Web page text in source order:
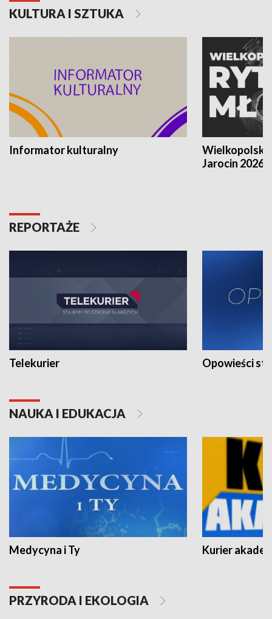
KULTURA I SZTUKA
Informator kulturalny
Jarocin 2026
REPORTAŻE
Telekurier Opowieści
NAUKA I EDUKACJA
Medycyna i Ty Kurier
PRZYRODA I EKOLOGIA